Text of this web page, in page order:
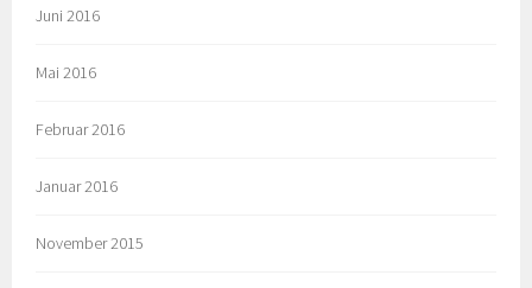
Juni 2016
Mai 2016
Februar 2016
Januar 2016
November 2015